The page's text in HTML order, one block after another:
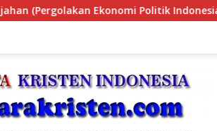
Simposium Nasional “Urgensi